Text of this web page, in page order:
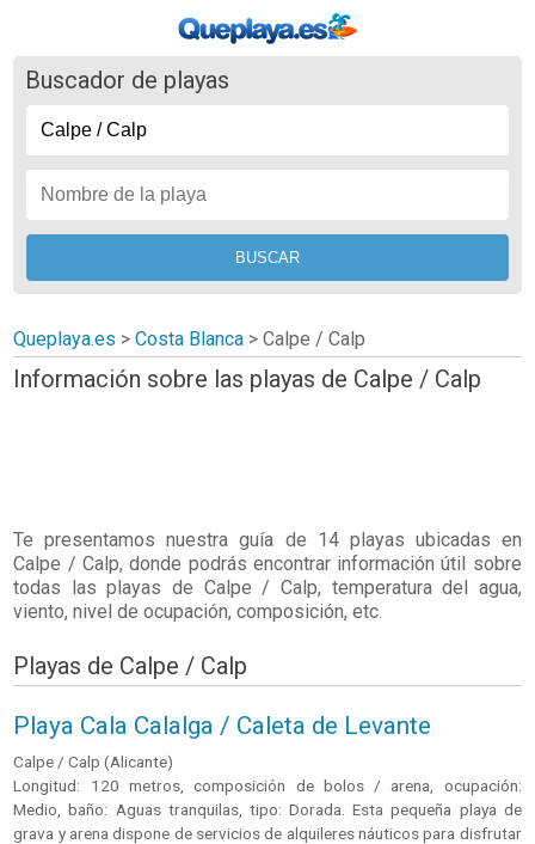
Buscador de playas
Queplaya.es >Costa Blanca > Calpe / Calp
Información sobre las playas de Calpe / Calp
Te presentamos nuestra guía de 14 playas ubicadas en
Calpe / Calp, donde podrás encontrar información útil sobre
todas las playas de Calpe / Calp, temperatura del agua,
viento, nivel de ocupación, composición, etc.
Playas de Calpe / Calp
Playa Cala Calalga / Caleta de Levante
Calpe / Calp (Alicante)
Longitud: 120 metros, composición de bolos / arena, ocupación:
Medio, baño: Aguas tranquilas, tipo: Dorada. Esta pequeña playa de
grava y arena dispone de servicios de alquileres náuticos para disfrutar